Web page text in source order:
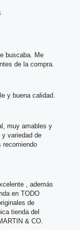
buscaba. Me
de la compra.
y buena calidad.
muy amables y
variedad de
recomiendo
, además
en TODO
de
tienda del
& CO.